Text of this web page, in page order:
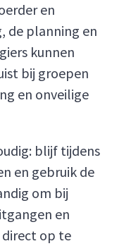
en
de planning en
kunnen
bij groepen
en onveilige
blijf tijdens
en gebruik de
om bij
en
direct op te